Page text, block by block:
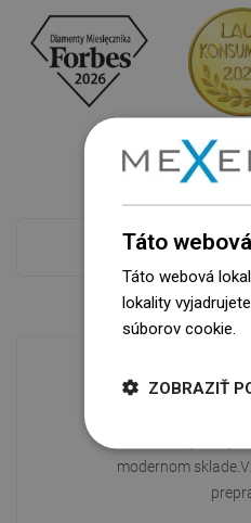
modernom
Táto
Táto webová
lokality
súborov cookie.
ZOBRAZIŤ